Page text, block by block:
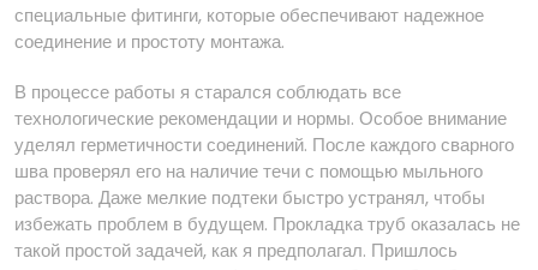
специальные фитинги, которые обеспечивают надежное
соединение и простоту монтажа.
В процессе работы я старался соблюдать все
технологические рекомендации и нормы. Особое внимание
уделял герметичности соединений. После каждого сварного
шва проверял его на наличие течи с помощью мыльного
раствора. Даже мелкие подтеки быстро устранял, чтобы
избежать проблем в будущем. Прокладка труб оказалась не
такой простой задачей, как я предполагал. Пришлось